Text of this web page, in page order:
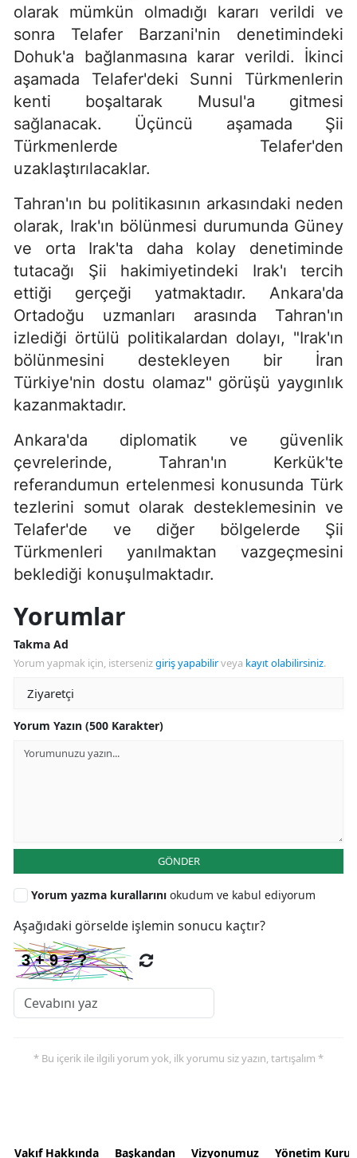
olarak mümkün olmadığı kararı verildi ve
sonra Telafer Barzani'nin denetimindeki
Dohuk'a bağlanmasına karar verildi. İkinci
aşamada Telafer'deki Sunni Türkmenlerin
kenti boşaltarak Musul'a gitmesi
sağlanacak. Üçüncü aşamada Şii
Türkmenlerde Telafer'den
uzaklaştırılacaklar.
Tahran'ın bu politikasının arkasındaki neden
olarak, Irak'ın bölünmesi durumunda Güney
ve orta Irak'ta daha kolay denetiminde
tutacağı Şii hakimiyetindeki Irak'ı tercih
ettiği gerçeği yatmaktadır. Ankara'da
Ortadoğu uzmanları arasında Tahran'ın
izlediği örtülü politikalardan dolayı, "Irak'ın
bölünmesini destekleyen bir İran
Türkiye'nin dostu olamaz" görüşü yaygınlık
kazanmaktadır.
Ankara'da diplomatik ve güvenlik
çevrelerinde, Tahran'ın Kerkük'te
referandumun ertelenmesi konusunda Türk
tezlerini somut olarak desteklemesinin ve
Telafer'de ve diğer bölgelerde Şii
Türkmenleri yanılmaktan vazgeçmesini
beklediği konuşulmaktadır.
Yorumlar
Takma Ad
Yorum yapmak için, istersenizgiriş yapabilirveya kayıt olabilirsiniz.
Yorum Yazın (500 Karakter)
GÖNDER
Yorum yazma kurallarını okudum ve kabul ediyorum
Aşağıdaki görselde işlemin sonucu kaçtır?
* Bu içerik ile ilgili yorum yok, ilk yorumu siz yazın, tartışalım *
Vakıf Hakkında Başkandan Vizyonumuz Yönetim